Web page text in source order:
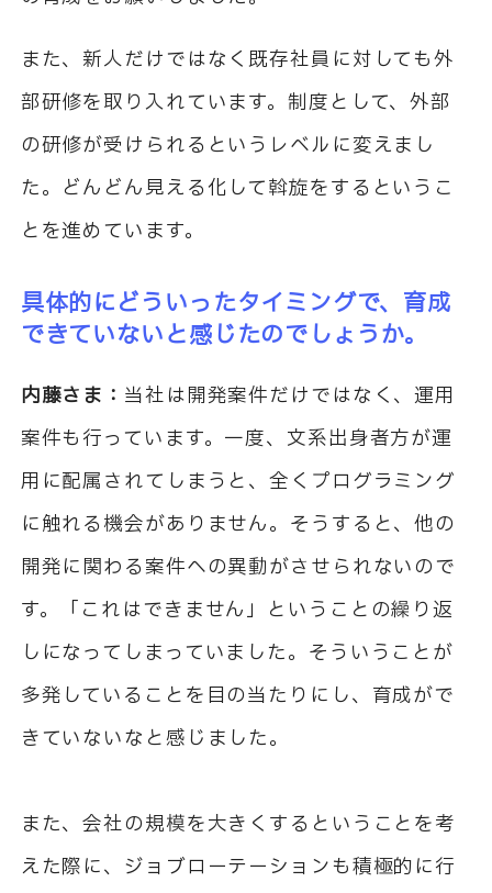
また、新人だけではなく既存社員に対しても外
部研修を取り入れています。制度として、外部
の研修が受けられるというレベルに変えまし
た。どんどん見える化して斡旋をするというこ
とを進めています。
具体的にどういったタイミングで、育成
できていないと感じたのでしょうか。
内藤さま： 当社は開発案件だけではなく、運用
案件も行っています。一度、文系出身者方が運
用に配属されてしまうと、全くプログラミング
に触れる機会がありません。そうすると、他の
開発に関わる案件への異動がさせられないので
す。「これはできません」ということの繰り返
しになってしまっていました。そういうことが
多発していることを目の当たりにし、育成がで
きていないなと感じました。
また、会社の規模を大きくするということを考
えた際に、ジョブローテーションも積極的に行